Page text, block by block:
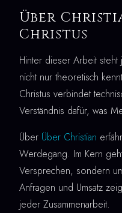
Über
Christus
Hinter dieser Arbeit
nicht nur theoretisch
Christus verbindet
Verständnis dafür, was
Über Über Christian
Werdegang. Im Kern
Versprechen, sondern
Anfragen und Umsatz
jeder Zusammenarbeit.